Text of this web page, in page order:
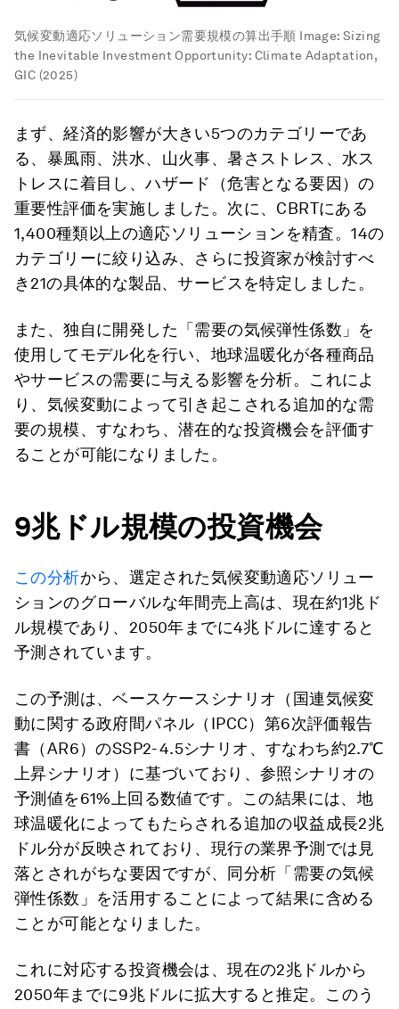
気候変動適応ソリューション需要規模の算出手順 Image:Sizing
the Inevitable Investment Opportunity: Climate Adaptation,
GIC (2025)
まず、経済的影響が大きい5つのカテゴリーであ
る、暴風雨、洪水、山火事、暑さストレス、水ス
トレスに着目し、ハザード（危害となる要因）の
重要性評価を実施しました。次に、CBRTにある
1,400種類以上の適応ソリューションを精査。14の
カテゴリーに絞り込み、さらに投資家が検討すべ
き21の具体的な製品、サービスを特定しました。
また、独自に開発した「需要の気候弾性係数」を
使用してモデル化を行い、地球温暖化が各種商品
やサービスの需要に与える影響を分析。これによ
り、気候変動によって引き起こされる追加的な需
要の規模、すなわち、潜在的な投資機会を評価す
ることが可能になりました。
9兆ドル規模の投資機会
この分析から、選定された気候変動適応ソリュー
ションのグローバルな年間売上高は、現在約1兆ド
ル規模であり、2050年までに4兆ドルに達すると
予測されています。
この予測は、ベースケースシナリオ（国連気候変
動に関する政府間パネル（IPCC）第6次評価報告
書（AR6）のSSP2-4.5シナリオ、すなわち約2.7℃
上昇シナリオ）に基づいており、参照シナリオの
予測値を61%上回る数値です。この結果には、地
球温暖化によってもたらされる追加の収益成長2兆
ドル分が反映されており、現行の業界予測では見
落とされがちな要因ですが、同分析「需要の気候
弾性係数」を活用することによって結果に含める
ことが可能となりました。
これに対応する投資機会は、現在の2兆ドルから
2050年までに9兆ドルに拡大すると推定。このう